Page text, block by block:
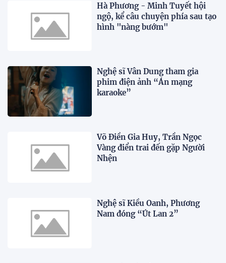
Hà Phương - Minh Tuyết hội
ngộ, kể câu chuyện phía sau tạo
hình "nàng bướm"
Nghệ sĩ Vân Dung tham gia
phim điện ảnh “Án mạng
karaoke”
Võ Điền Gia Huy, Trần Ngọc
Vàng điển trai đến gặp Người
Nhện
Nghệ sĩ Kiều Oanh, Phương
Nam đóng “Út Lan 2”